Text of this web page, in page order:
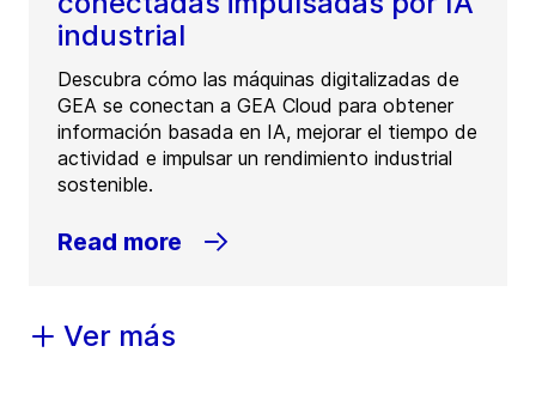
industrial
Descubra cómo las máquinas digitalizadas de
GEA se conectan a GEA Cloud para obtener
información basada en IA, mejorar el tiempo de
actividad e impulsar un rendimiento industrial
sostenible.
Read more
Ver más